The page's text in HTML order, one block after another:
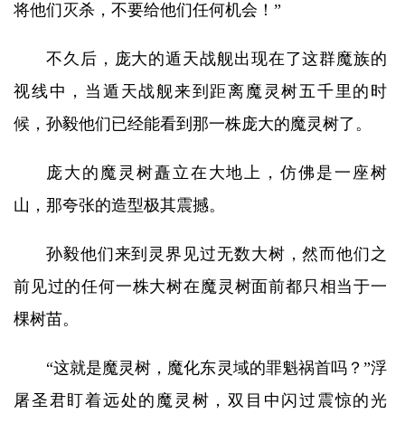
将他们灭杀，不要给他们任何机会！”
不久后，庞大的遁天战舰出现在了这群魔族的
视线中，当遁天战舰来到距离魔灵树五千里的时
候，孙毅他们已经能看到那一株庞大的魔灵树了。
庞大的魔灵树矗立在大地上，仿佛是一座树
山，那夸张的造型极其震撼。
孙毅他们来到灵界见过无数大树，然而他们之
前见过的任何一株大树在魔灵树面前都只相当于一
棵树苗。
“这就是魔灵树，魔化东灵域的罪魁祸首吗？”浮
屠圣君盯着远处的魔灵树，双目中闪过震惊的光